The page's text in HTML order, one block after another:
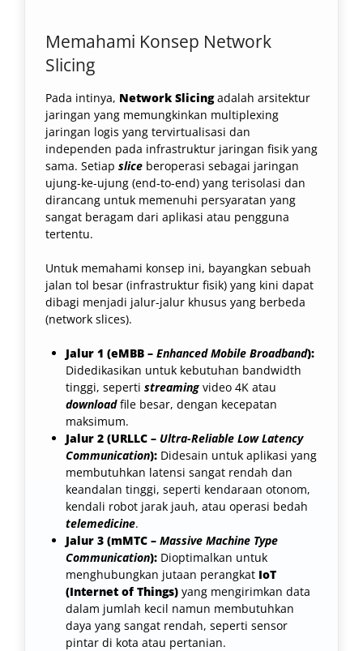
Memahami Konsep Network
Slicing
Pada intinya, Network Slicingadalah arsitektur
jaringan yang memungkinkan multiplexing
jaringan logis yang tervirtualisasi dan
independen pada infrastruktur jaringan fisik yang
sama. Setiap slice beroperasi sebagai jaringan
ujung-ke-ujung (end-to-end) yang terisolasi dan
dirancang untuk memenuhi persyaratan yang
sangat beragam dari aplikasi atau pengguna
tertentu.
Untuk memahami konsep ini, bayangkan sebuah
jalan tol besar (infrastruktur fisik) yang kini dapat
dibagi menjadi jalur-jalur khusus yang berbeda
(network slices).
Jalur 1 (eMBB – Enhanced Mobile Broadband):
Didedikasikan untuk kebutuhan bandwidth
tinggi, seperti streaming video 4K atau
downloadfile besar, dengan kecepatan
maksimum.
Jalur 2 (URLLC – Ultra-Reliable Low Latency
Communication): Didesain untuk aplikasi yang
membutuhkan latensi sangat rendah dan
keandalan tinggi, seperti kendaraan otonom,
kendali robot jarak jauh, atau operasi bedah
telemedicine.
Jalur 3 (mMTC – Massive Machine Type
Communication): Dioptimalkan untuk
menghubungkan jutaan perangkat IoT
(Internet of Things) yang mengirimkan data
dalam jumlah kecil namun membutuhkan
daya yang sangat rendah, seperti sensor
pintar di kota atau pertanian.